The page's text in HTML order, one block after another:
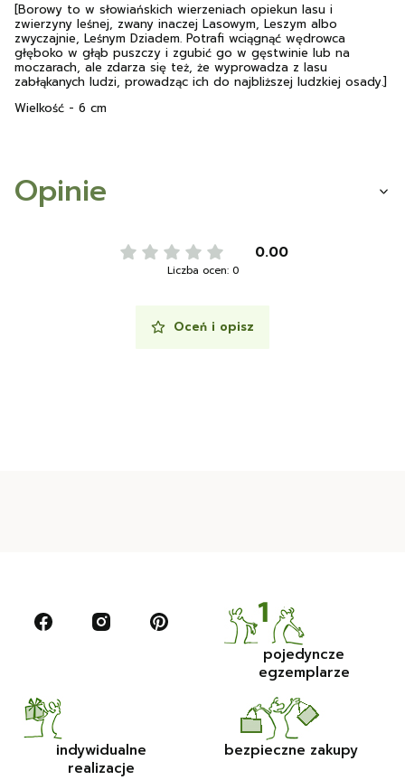
[Borowy to w słowiańskich wierzeniach opiekun lasu i
zwierzyny leśnej, zwany inaczej Lasowym, Leszym albo
zwyczajnie, Leśnym Dziadem. Potrafi wciągnąć wędrowca
głęboko w głąb puszczy i zgubić go w gęstwinie lub na
moczarach, ale zdarza się też, że wyprowadza z lasu
zabłąkanych ludzi, prowadząc ich do najbliższej ludzkiej osady.]
Wielkość - 6 cm
Opinie
0.00
Liczba ocen: 0
Oceń i opisz
pojedyncze
egzemplarze
indywidualne
realizacje
bezpieczne zakupy